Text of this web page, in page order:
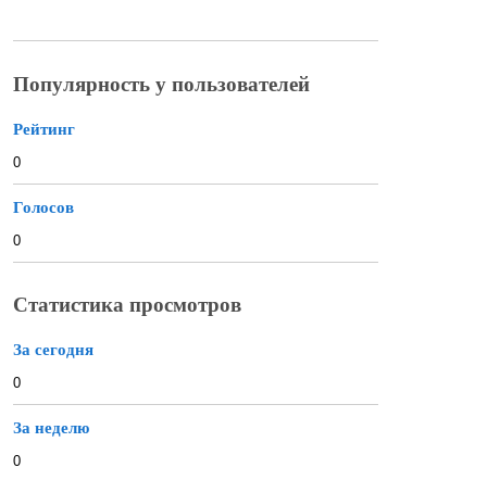
Популярность у пользователей
Рейтинг
0
Голосов
0
Статистика просмотров
За сегодня
0
За неделю
0